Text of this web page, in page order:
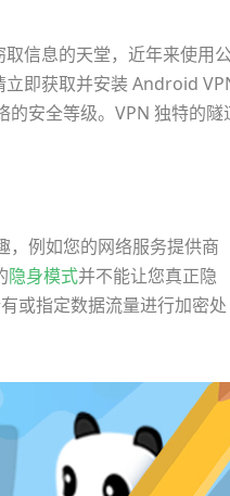
信息的天堂，近年来使用
立即获取并安装 Android
的安全等级。VPN 独特的隧
，例如您的网络服务提供商
隐身模式并不能让您真正隐
或指定数据流量进行加密处